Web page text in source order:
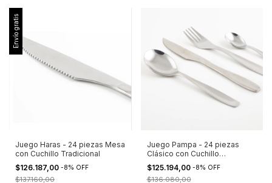
Envío gratis
Juego Haras - 24 piezas Mesa
con Cuchillo Tradicional
$126.187,00 -8% OFF
$137.160,00
Juego Pampa - 24 piezas
Clásico con Cuchillo
Tradicional + Caja Visora
$125.194,00 -8% OFF
$136.080,00